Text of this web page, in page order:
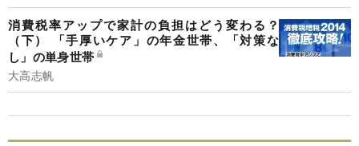
消費税率アップで家計の負担はどう変わる？
（下） 「手厚いケア」の年金世帯、「対策な
し」の単身世帯
大高志帆